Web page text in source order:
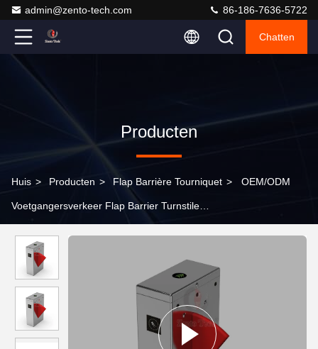
admin@zento-tech.com 86-186-7636-5722
Chatten
Producten
Huis > Producten > Flap Barrière Tourniquet > OEM/ODM
Voetgangersverkeer Flap Barrier Turnstile
Taillehoogte